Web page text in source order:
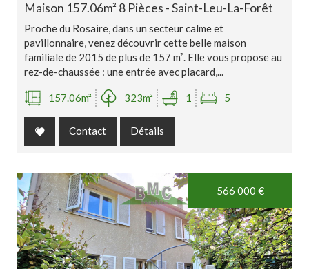
Maison 157.06m² 8 Pièces - Saint-Leu-La-Forêt
Proche du Rosaire, dans un secteur calme et
pavillonnaire, venez découvrir cette belle maison
familiale de 2015 de plus de 157 m². Elle vous propose au
rez-de-chaussée : une entrée avec placard,...
157.06m² 323m² 1 5
Contact Détails
566 000 €